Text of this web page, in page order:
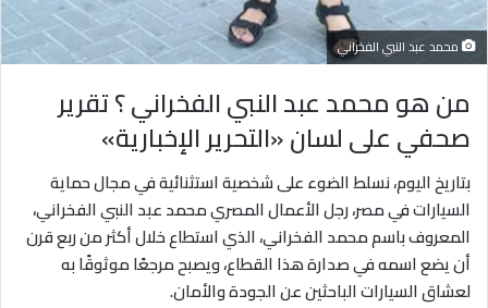
محمد عبد النبي الفخراني
من هو محمد عبد النبي الفخراني ؟ تقرير
صحفي على لسان «التحرير الإخبارية»
بتاريخ اليوم، نسلط الضوء على شخصية استثنائية في مجال حماية
السيارات في مصر، رجل الأعمال المصري محمد عبد النبي الفخراني،
المعروف باسم محمد الفخراني، الذي استطاع خلال أكثر من ربع قرن
أن يضع اسمه في صدارة هذا القطاع، ويصبح مرجعًا موثوقًا به
لعشاق السيارات الباحثين عن الجودة والأمان.